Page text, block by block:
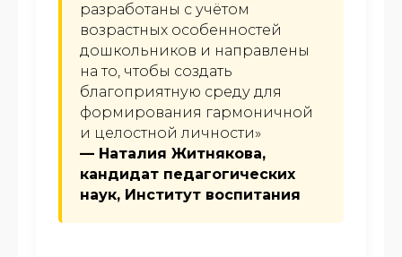
разработаны с учётом
возрастных особенностей
дошкольников и направлены
на то, чтобы создать
благоприятную среду для
формирования гармоничной
и целостной личности»
— Наталия Житнякова,
кандидат педагогических
наук, Институт воспитания